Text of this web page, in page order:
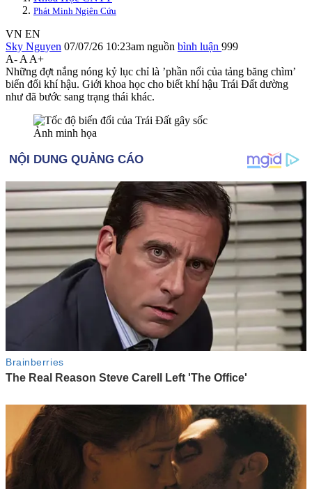
Phát Minh Ngiên Cứu
VN EN
Sky Nguyen 07/07/26 10:23am nguồn bình luận 999
A- A A+
Những đợt nắng nóng kỷ lục chỉ là ’phần nổi của tảng băng chìm’
biến đổi khí hậu. Giới khoa học cho biết khí hậu Trái Đất dường
như đã bước sang trạng thái khác.
Ảnh minh họa